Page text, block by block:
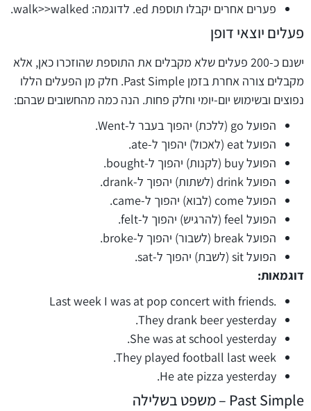
פערים אחרים יקבלו תוספת ed. לדוגמה: walk>>walked.
פעלים יוצאי דופן
ישנם כ-200 פעלים שלא מקבלים את התוספת שהוזכרו כאן, אלא
מקבלים צורה אחרת בזמן Past Simple. חלק מן הפעלים הללו
נפוצים ובשימוש יום-יומי וחלק פחות. הנה כמה מהחשובים שבהם:
הפועל go (ללכת) יהפוך בעבר ל-Went.
הפועל eat (לאכול) יהפוך ל-ate.
הפועל buy (לקנות) יהפוך ל-bought.
הפועל drink (לשתות) יהפוך ל-drank.
הפועל come (לבוא) יהפוך ל-came.
הפועל feel (להרגיש) יהפוך ל-felt.
הפועל break (לשבור) יהפוך ל-broke.
הפועל sit (לשבת) יהפוך ל-sat.
דוגמאות:
.Last week I was at pop concert with friends
They drank beer yesterday.
She was at school yesterday.
They played football last week.
He ate pizza yesterday.
Past Simple – משפט בשלילה